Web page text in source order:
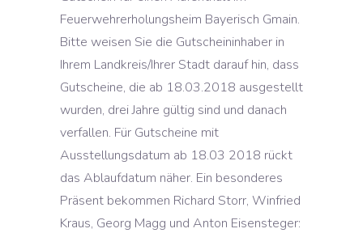
Feuerwehrerholungsheim Bayerisch Gmain.
Bitte weisen Sie die Gutscheininhaber in
Ihrem Landkreis/Ihrer Stadt darauf hin, dass
Gutscheine, die ab 18.03.2018 ausgestellt
wurden, drei Jahre gültig sind und danach
verfallen. Für Gutscheine mit
Ausstellungsdatum ab 18.03 2018 rückt
das Ablaufdatum näher. Ein besonderes
Präsent bekommen Richard Storr, Winfried
Kraus, Georg Magg und Anton Eisensteger: